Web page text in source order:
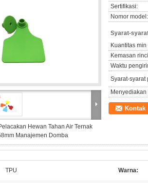
Hewan Tahan Air Ternak
Manajemen Domba
Sertifikasi:
Nomor model:
Syarat-
Kuantitas min
Kemasan
Waktu
Syarat-syarat
Kontak
TPU Warna: